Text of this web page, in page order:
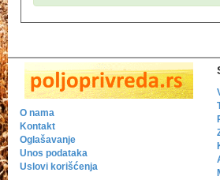
O nama
Kontakt
Oglašavanje
Unos podataka
Uslovi korišćenja